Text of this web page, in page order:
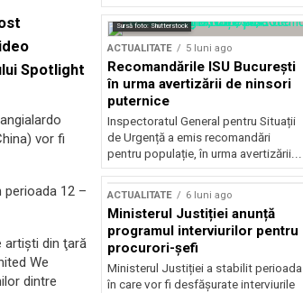
Spotlight
vor fi
perioada 12 –
artişti din ţară
We
dintre
Sursă foto: Shutterstock
ACTUALITATE 5 luni ago
Recomandările ISU București
în urma avertizării de ninsori
puternice
Inspectoratul General pentru Situații
de Urgență a emis recomandări
pentru populație, în urma avertizării...
ACTUALITATE 6 luni ago
Ministerul Justiției anunță
programul interviurilor pentru
procurori-șefi
Ministerul Justiției a stabilit perioada
în care vor fi desfășurate interviurile